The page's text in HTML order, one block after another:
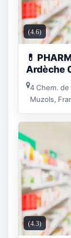
(4.6)
💊
Ardèche
4 Chem.
Muzols,
(4.3)